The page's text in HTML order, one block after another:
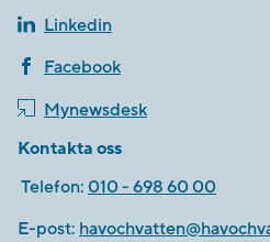
Linkedin
Facebook
Mynewsdesk
Kontakta oss
Telefon: 010 - 698 60 00
E-post: